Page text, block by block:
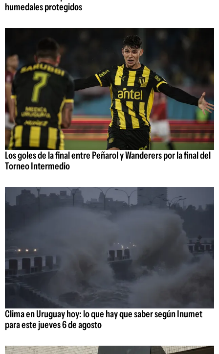
humedales protegidos
Los goles de la final entre Peñarol y Wanderers por la final del
Torneo Intermedio
Clima en Uruguay hoy: lo que hay que saber según Inumet
para este jueves 6 de agosto